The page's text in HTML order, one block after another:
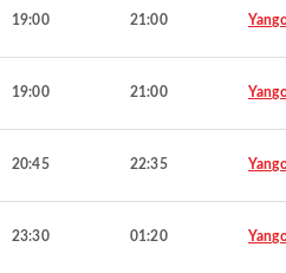
19:00 21:00
19:00 21:00
20:45 22:35
23:30 01:20